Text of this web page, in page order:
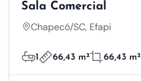
Sala Comercial
Chapecó/SC, Efapi
1 66,43 m² 66,43 m²
privacidade